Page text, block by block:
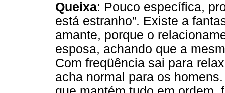
Queixa: Pouco específica,
está estranho”. Existe a
amante, porque o
esposa, achando que a
Com freqüência sai para
acha normal para os